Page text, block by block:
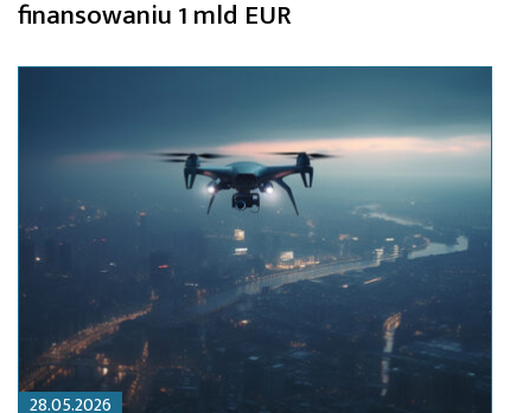
finansowaniu 1 mld EUR
28.05.2026